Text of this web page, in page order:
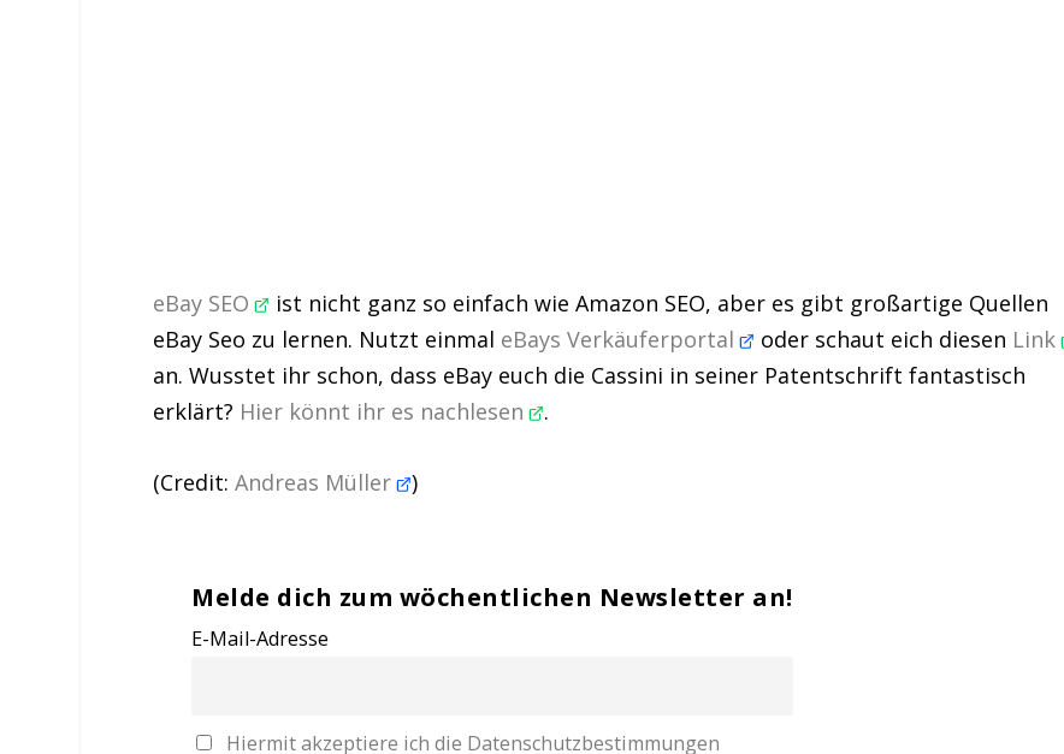
eBay SEO
ist nicht ganz so einfach wie Amazon SEO, aber es gibt großartige Quellen
eBay Seo zu lernen. Nutzt einmal eBays Verkäuferportal oder schaut eich diesen Link
an. Wusstet ihr schon, dass eBay euch die Cassini in seiner Patentschrift fantastisch
erklärt? Hier könnt ihr es nachlesen .
(Credit:Andreas Müller )
Melde dich zum wöchentlichen Newsletter an!
E-Mail-Adresse
Hiermit akzeptiere ich die Datenschutzbestimmungen